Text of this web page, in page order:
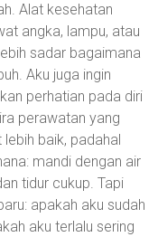
Alat kesehatan
angka, lampu, atau
sadar bagaimana
Aku juga ingin
perhatian pada diri
perawatan yang
baik, padahal
mandi dengan air
tidur cukup. Tapi
apakah aku sudah
aku terlalu sering